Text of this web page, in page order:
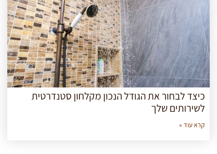
כיצד לבחור את הגודל הנכון מקלחון סטנדרטית
לשירותים שלך
קרא עוד »